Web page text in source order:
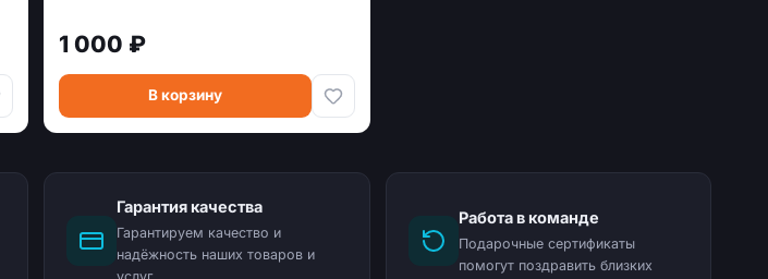
1 000 ₽
В корзину
Гарантия качества
Гарантируем качество и
надёжность наших товаров и
услуг
Работа в команде
Подарочные сертификаты
помогут поздравить близких